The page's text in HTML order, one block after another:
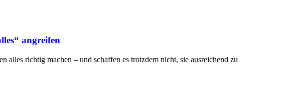
angreifen
alles richtig machen – und schaffen es trotzdem nicht, sie ausreichend zu